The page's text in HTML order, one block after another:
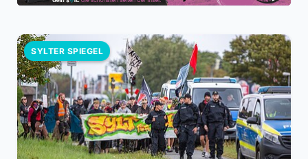
SYLTER SPIEGEL